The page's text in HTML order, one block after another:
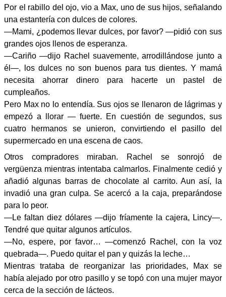
Por el rabillo del ojo, vio a Max, uno de sus hijos, señalando
una estantería con dulces de colores.
—Mami, ¿podemos llevar dulces, por favor? —pidió con sus
grandes ojos llenos de esperanza.
—Cariño —dijo Rachel suavemente, arrodillándose junto a
él—, los dulces no son buenos para tus dientes. Y mamá
necesita ahorrar dinero para hacerte un pastel de
cumpleaños.
Pero Max no lo entendía. Sus ojos se llenaron de lágrimas y
empezó a llorar — fuerte. En cuestión de segundos, sus
cuatro hermanos se unieron, convirtiendo el pasillo del
supermercado en una escena de caos.
Otros compradores miraban. Rachel se sonrojó de
vergüenza mientras intentaba calmarlos. Finalmente cedió y
añadió algunas barras de chocolate al carrito. Aun así, la
invadió una gran culpa. Se acercó a la caja, preparándose
para lo peor.
—Le faltan diez dólares —dijo fríamente la cajera, Lincy—.
Tendré que quitar algunos artículos.
—No, espere, por favor… —comenzó Rachel, con la voz
quebrada—. Puedo quitar el pan y quizás la leche…
Mientras trataba de reorganizar las prioridades, Max se
había alejado por otro pasillo y se topó con una mujer mayor
cerca de la sección de lácteos.